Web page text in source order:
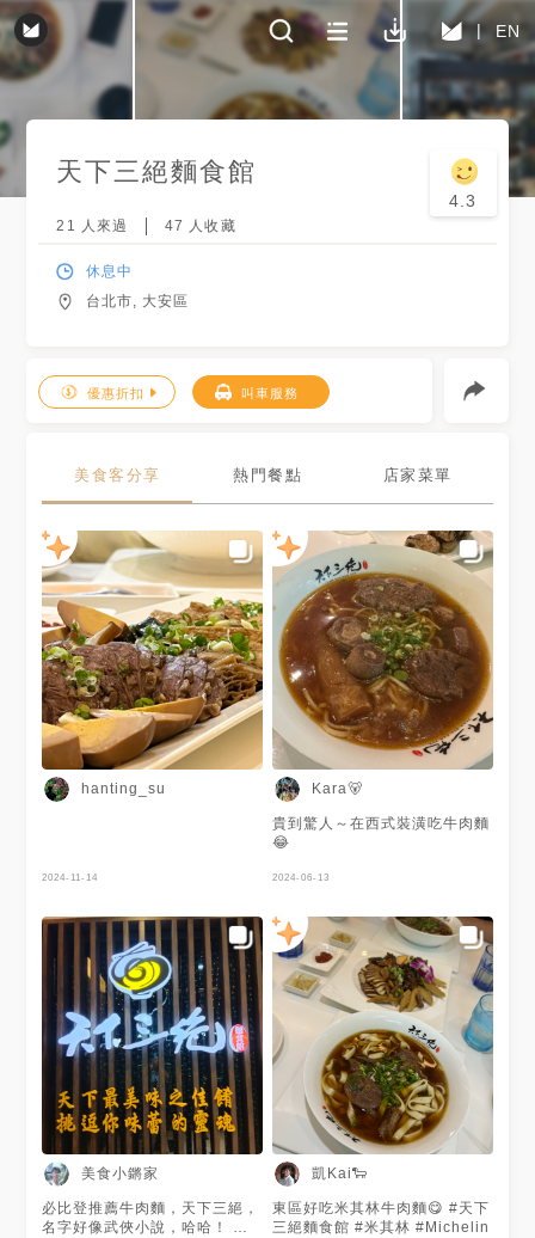
EN
天下三絕麵食館
4.3
21 人來過 47 人收藏
休息中
台北市, 大安區
優惠折扣 叫車服務
美食客分享 熱門餐點 店家菜單
hanting_su
2024-11-14
Kara🐻
貴到驚人～在西式裝潢吃牛肉麵
😂
2024-06-13
美食小鏘家
必比登推薦牛肉麵，天下三絕，
名字好像武俠小說，哈哈！ 寬
凱Kai🐑
東區好吃米其林牛肉麵😋 #天下
三絕麵食館 #米其林 #Michelin